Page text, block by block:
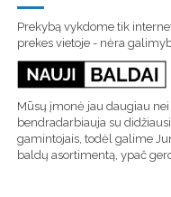
Prekybą vykdome tik
prekes vietoje - nėra
Mūsų įmonė jau daugiau
bendradarbiauja su
gamintojais, todėl galime
baldų asortimentą, ypač